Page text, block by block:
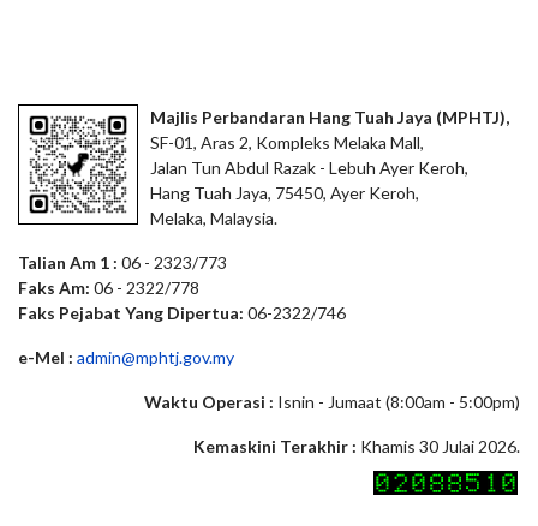
Majlis Perbandaran Hang Tuah Jaya (MPHTJ),
SF-01, Aras 2, Kompleks Melaka Mall,
Jalan Tun Abdul Razak - Lebuh Ayer Keroh,
Hang Tuah Jaya, 75450, Ayer Keroh,
Melaka, Malaysia.
Talian Am 1 : 06 - 2323/773
Faks Am: 06 - 2322/778
Faks Pejabat Yang Dipertua: 06-2322/746
e-Mel : admin@mphtj.gov.my
Waktu Operasi : Isnin - Jumaat (8:00am - 5:00pm)
Kemaskini Terakhir : Khamis 30 Julai 2026.